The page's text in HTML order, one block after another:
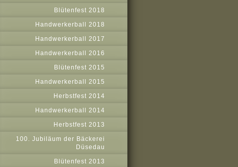
Blütenfest 2018
Handwerkerball 2018
Handwerkerball 2017
Handwerkerball 2016
Blütenfest 2015
Handwerkerball 2015
Herbstfest 2014
Handwerkerball 2014
Herbstfest 2013
100. Jubiläum der Bäckerei
Düsedau
Blütenfest 2013